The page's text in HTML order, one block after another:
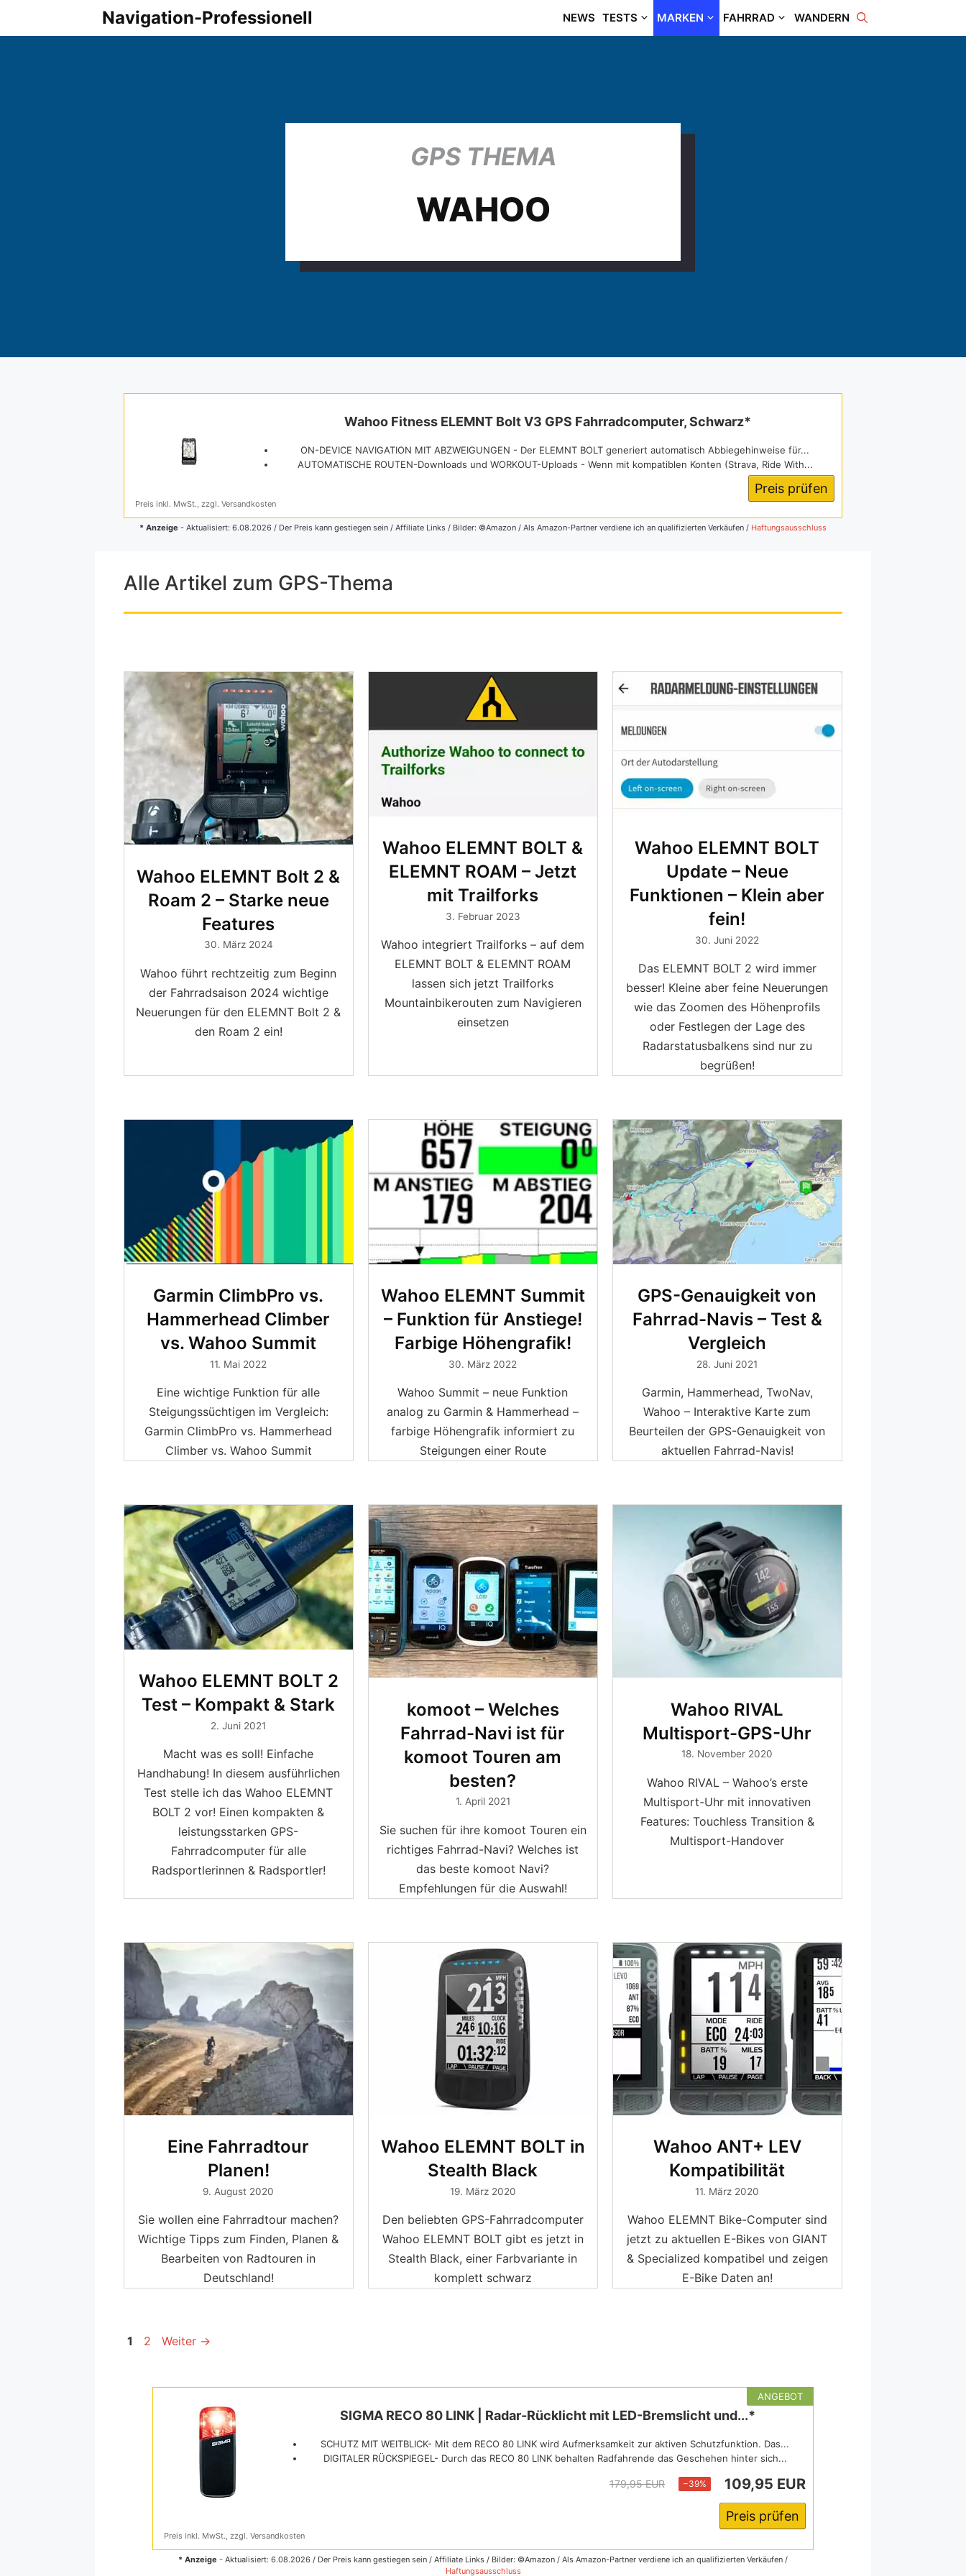
Navigation-Professionell NEWS TESTS MARKEN FAHRRAD WANDERN
GPS THEMA
WAHOO
Wahoo Fitness ELEMNT Bolt V3 GPS Fahrradcomputer, Schwarz*
ON-DEVICE NAVIGATION MIT ABZWEIGUNGEN - Der ELEMNT BOLT generiert automatisch Abbiegehinweise für...
AUTOMATISCHE ROUTEN-Downloads und WORKOUT-Uploads - Wenn mit kompatiblen Konten (Strava, Ride With...
Preis prüfen
Preis inkl. MwSt., zzgl. Versandkosten
* Anzeige - Aktualisiert: 6.08.2026 / Der Preis kann gestiegen sein / Affiliate Links / Bilder: ©Amazon / Als Amazon-Partner verdiene ich an qualifizierten Verkäufen / Haftungsausschluss
Alle Artikel zum GPS-Thema
Wahoo ELEMNT Bolt 2 &
Roam 2 – Starke neue
Features
30. März 2024
Wahoo führt rechtzeitig zum Beginn
der Fahrradsaison 2024 wichtige
Neuerungen für den ELEMNT Bolt 2 &
den Roam 2 ein!
Wahoo ELEMNT BOLT &
ELEMNT ROAM – Jetzt
mit Trailforks
3. Februar 2023
Wahoo integriert Trailforks – auf dem
ELEMNT BOLT & ELEMNT ROAM
lassen sich jetzt Trailforks
Mountainbikerouten zum Navigieren
einsetzen
Wahoo ELEMNT BOLT
Update – Neue
Funktionen – Klein aber
fein!
30. Juni 2022
Das ELEMNT BOLT 2 wird immer
besser! Kleine aber feine Neuerungen
wie das Zoomen des Höhenprofils
oder Festlegen der Lage des
Radarstatusbalkens sind nur zu
begrüßen!
Garmin ClimbPro vs.
Hammerhead Climber
vs. Wahoo Summit
11. Mai 2022
Eine wichtige Funktion für alle
Steigungssüchtigen im Vergleich:
Garmin ClimbPro vs. Hammerhead
Climber vs. Wahoo Summit
Wahoo ELEMNT Summit
– Funktion für Anstiege!
Farbige Höhengrafik!
30. März 2022
Wahoo Summit – neue Funktion
analog zu Garmin & Hammerhead –
farbige Höhengrafik informiert zu
Steigungen einer Route
GPS-Genauigkeit von
Fahrrad-Navis – Test &
Vergleich
28. Juni 2021
Garmin, Hammerhead, TwoNav,
Wahoo – Interaktive Karte zum
Beurteilen der GPS-Genauigkeit von
aktuellen Fahrrad-Navis!
Wahoo ELEMNT BOLT 2
Test – Kompakt & Stark
2. Juni 2021
Macht was es soll! Einfache
Handhabung! In diesem ausführlichen
Test stelle ich das Wahoo ELEMNT
BOLT 2 vor! Einen kompakten &
leistungsstarken GPS-
Fahrradcomputer für alle
Radsportlerinnen & Radsportler!
komoot – Welches
Fahrrad-Navi ist für
komoot Touren am
besten?
1. April 2021
Sie suchen für ihre komoot Touren ein
richtiges Fahrrad-Navi? Welches ist
das beste komoot Navi?
Empfehlungen für die Auswahl!
Wahoo RIVAL
Multisport-GPS-Uhr
18. November 2020
Wahoo RIVAL – Wahoo’s erste
Multisport-Uhr mit innovativen
Features: Touchless Transition &
Multisport-Handover
Eine Fahrradtour
Planen!
9. August 2020
Sie wollen eine Fahrradtour machen?
Wichtige Tipps zum Finden, Planen &
Bearbeiten von Radtouren in
Deutschland!
Wahoo ELEMNT BOLT in
Stealth Black
19. März 2020
Den beliebten GPS-Fahrradcomputer
Wahoo ELEMNT BOLT gibt es jetzt in
Stealth Black, einer Farbvariante in
komplett schwarz
Wahoo ANT+ LEV
Kompatibilität
11. März 2020
Wahoo ELEMNT Bike-Computer sind
jetzt zu aktuellen E-Bikes von GIANT
& Specialized kompatibel und zeigen
E-Bike Daten an!
Seite
1 Seite
2 Weiter →
ANGEBOT
SIGMA RECO 80 LINK | Radar-Rücklicht mit LED-Bremslicht und...*
SCHUTZ MIT WEITBLICK- Mit dem RECO 80 LINK wird Aufmerksamkeit zur aktiven Schutzfunktion. Das...
DIGITALER RÜCKSPIEGEL- Durch das RECO 80 LINK behalten Radfahrende das Geschehen hinter sich...
179,95 EUR −39% 109,95 EUR
Preis prüfen
Preis inkl. MwSt., zzgl. Versandkosten
* Anzeige - Aktualisiert: 6.08.2026 / Der Preis kann gestiegen sein / Affiliate Links / Bilder: ©Amazon / Als Amazon-Partner verdiene ich an qualifizierten Verkäufen /
Haftungsausschluss